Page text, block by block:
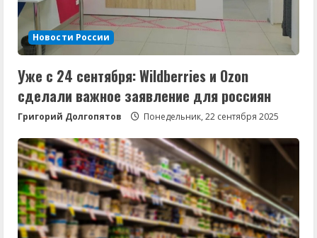
Новости России
Уже с 24 сентября: Wildberries и Ozon
сделали важное заявление для россиян
Григорий Долгопятов Понедельник, 22 сентября 2025